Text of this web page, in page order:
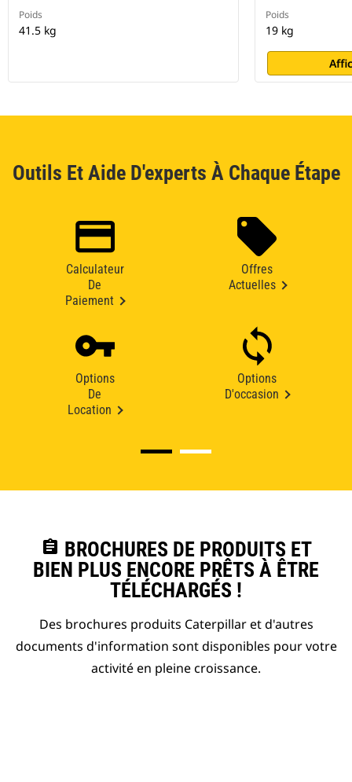
Poids
41.5 kg
Poids
19 kg
Outils Et Aide D'experts À Chaque Étape
Calculateur
De
Paiement
Offres
Actuelles
Options
De
Location
Options
D'occasion
assignment BROCHURES DE PRODUITS ET
BIEN PLUS ENCORE PRÊTS À ÊTRE
TÉLÉCHARGÉS !
Des brochures produits Caterpillar et d'autres
documents d'information sont disponibles pour votre
activité en pleine croissance.